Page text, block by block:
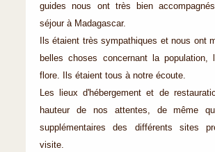
guides nous ont très bien
séjour à Madagascar.
Ils étaient très sympathiques et nous ont
belles choses concernant la
flore. Ils étaient tous à notre écoute.
Les lieux d'hébergement et de
hauteur de nos attentes, de même
supplémentaires des différents sites
visite.